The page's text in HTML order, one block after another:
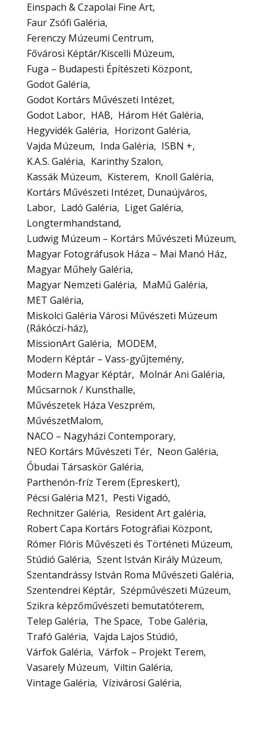
Einspach & Czapolai Fine Art
Faur Zsófi Galéria
Ferenczy Múzeumi Centrum
Fővárosi Képtár/Kiscelli Múzeum
Fuga – Budapesti Építészeti Központ
Godot Galéria
Godot Kortárs Művészeti Intézet
Godot Labor
HAB
Három Hét Galéria
Hegyvidék Galéria
Horizont Galéria
Vajda Múzeum
Inda Galéria
ISBN +
K.A.S. Galéria
Karinthy Szalon
Kassák Múzeum
Kisterem
Knoll Galéria
Kortárs Művészeti Intézet, Dunaújváros
Labor
Ladó Galéria
Liget Galéria
Longtermhandstand
Ludwig Múzeum – Kortárs Művészeti Múzeum
Magyar Fotográfusok Háza – Mai Manó Ház
Magyar Műhely Galéria
Magyar Nemzeti Galéria
MaMű Galéria
MET Galéria
Miskolci Galéria Városi Művészeti Múzeum
(Rákóczi-ház)
MissionArt Galéria
MODEM
Modern Képtár – Vass-gyűjtemény
Modern Magyar Képtár
Molnár Ani Galéria
Műcsarnok / Kunsthalle
Művészetek Háza Veszprém
MűvészetMalom
NACO – Nagyházi Contemporary
NEO Kortárs Művészeti Tér
Neon Galéria
Óbudai Társaskör Galéria
Parthenón-fríz Terem (Epreskert)
Pécsi Galéria M21
Pesti Vigadó
Rechnitzer Galéria
Resident Art galéria
Robert Capa Kortárs Fotográfiai Központ
Rómer Flóris Művészeti és Történeti Múzeum
Stúdió Galéria
Szent István Király Múzeum
Szentandrássy István Roma Művészeti Galéria
Szentendrei Képtár Szépművészeti Múzeum
Szikra képzőművészeti bemutatóterem
Telep Galéria
The Space
Tobe Galéria
Trafó Galéria
Vajda Lajos Stúdió
Várfok Galéria
Várfok – Projekt Terem
Vasarely Múzeum
Viltin Galéria
Vintage Galéria
Vízivárosi Galéria